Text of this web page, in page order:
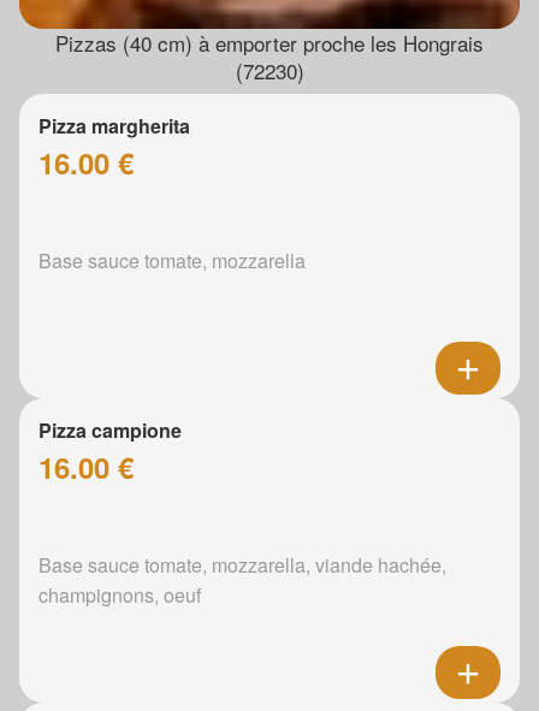
Pizzas (40 cm) à emporter proche les Hongrais
(72230)
Pizza margherita
16.00 €
Base sauce tomate, mozzarella
Pizza campione
16.00 €
Base sauce tomate, mozzarella, viande hachée,
champignons, oeuf